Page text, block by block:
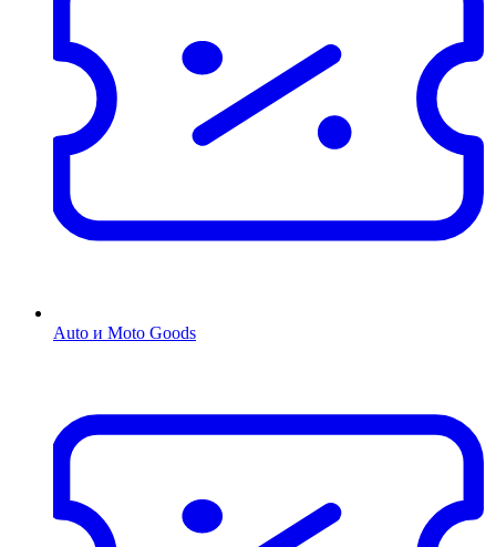
Auto и Moto Goods